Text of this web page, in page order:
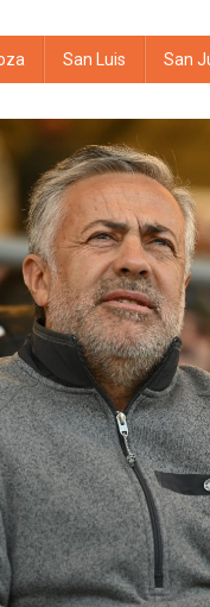
San Luis San